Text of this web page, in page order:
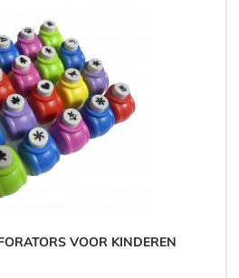
VOOR KINDEREN